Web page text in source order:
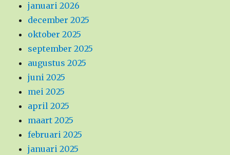
januari 2026
december 2025
oktober 2025
september 2025
augustus 2025
juni 2025
mei 2025
april 2025
maart 2025
februari 2025
januari 2025